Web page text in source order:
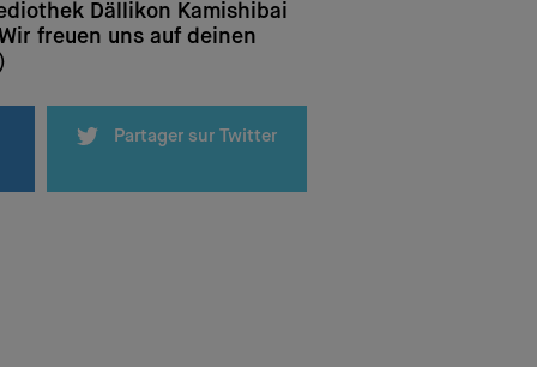
Dällikon Kamishibai
freuen uns auf deinen
Partager sur Twitter